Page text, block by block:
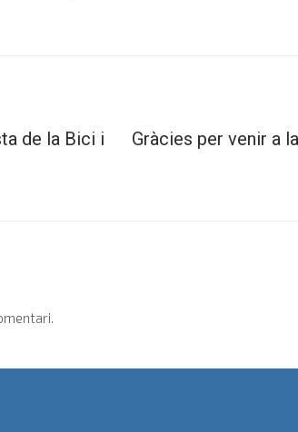
de la Bici i
Gràcies per venir a